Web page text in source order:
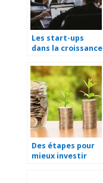
Les start-ups
dans la croissance
nation
Des étapes pour
mieux investir